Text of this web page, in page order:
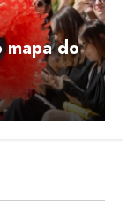
de
digital na
mapa do